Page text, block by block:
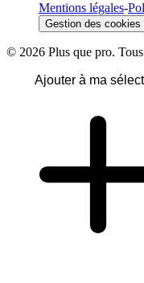
Mentions légales-
Gestion des cookies
© 2026 Plus que pro.
Ajouter à ma